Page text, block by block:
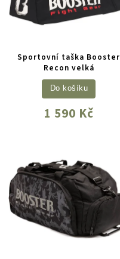
Sportovní taška Booster
Recon velká
1 590 Kč
Do košíku